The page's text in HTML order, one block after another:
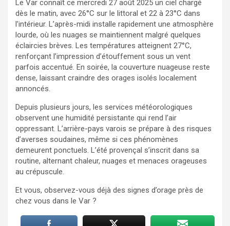
Le Var connaît ce mercredi 27 août 2025 un ciel chargé
dès le matin, avec 26°C sur le littoral et 22 à 23°C dans
l’intérieur. L’après-midi installe rapidement une atmosphère
lourde, où les nuages se maintiennent malgré quelques
éclaircies brèves. Les températures atteignent 27°C,
renforçant l’impression d’étouffement sous un vent
parfois accentué. En soirée, la couverture nuageuse reste
dense, laissant craindre des orages isolés localement
annoncés.
Depuis plusieurs jours, les services météorologiques
observent une humidité persistante qui rend l’air
oppressant. L’arrière-pays varois se prépare à des risques
d’averses soudaines, même si ces phénomènes
demeurent ponctuels. L’été provençal s’inscrit dans sa
routine, alternant chaleur, nuages et menaces orageuses
au crépuscule.
Et vous, observez-vous déjà des signes d’orage près de
chez vous dans le Var ?